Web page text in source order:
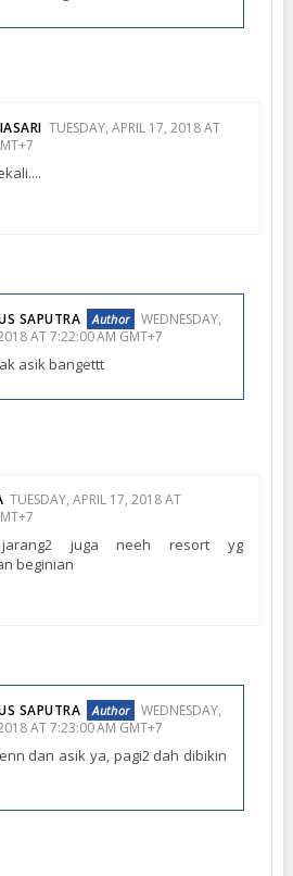
TUESDAY, APRIL 17, 2018 AT
SAPUTRA
WEDNESDAY,
AT 7:22:00 AM GMT+7
asik bangettt
TUESDAY, APRIL 17, 2018 AT
jarang2 juga neeh resort yg
beginian
SAPUTRA
WEDNESDAY,
AT 7:23:00 AM GMT+7
dan asik ya, pagi2 dah dibikin